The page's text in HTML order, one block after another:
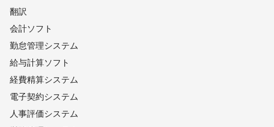
翻訳
会計ソフト
勤怠管理システム
給与計算ソフト
経費精算システム
電子契約システム
人事評価システム